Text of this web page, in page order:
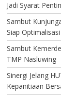
Jadi Syarat
Sambut
Siap
Sambut
TMP Nasluwing
Sinergi Jelang
Kepanitiaan